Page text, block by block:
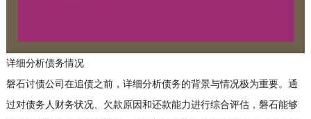
详细分析债务情况
磐石讨债公司在追债之前，详细分析债务的背景与情况极为重要。通
过对债务人财务状况、欠款原因和还款能力进行综合评估，磐石能够